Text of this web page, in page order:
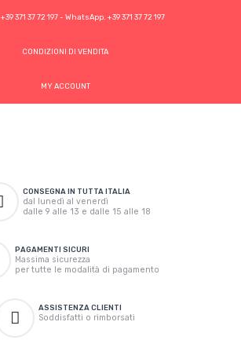
+39 371 37 72 197- WhatsApp. +39 371 37 72 197
CONDIZIONI DI VENDITA
MY ACCOUNT
CONSEGNA IN TUTTA ITALIA
dal lunedì al venerdì
dalle 9 alle 13 e dalle 15 alle 18
PAGAMENTI SICURI
Massima sicurezza
per tutte le modalità di pagamento
ASSISTENZA CLIENTI
Soddisfatti o rimborsati